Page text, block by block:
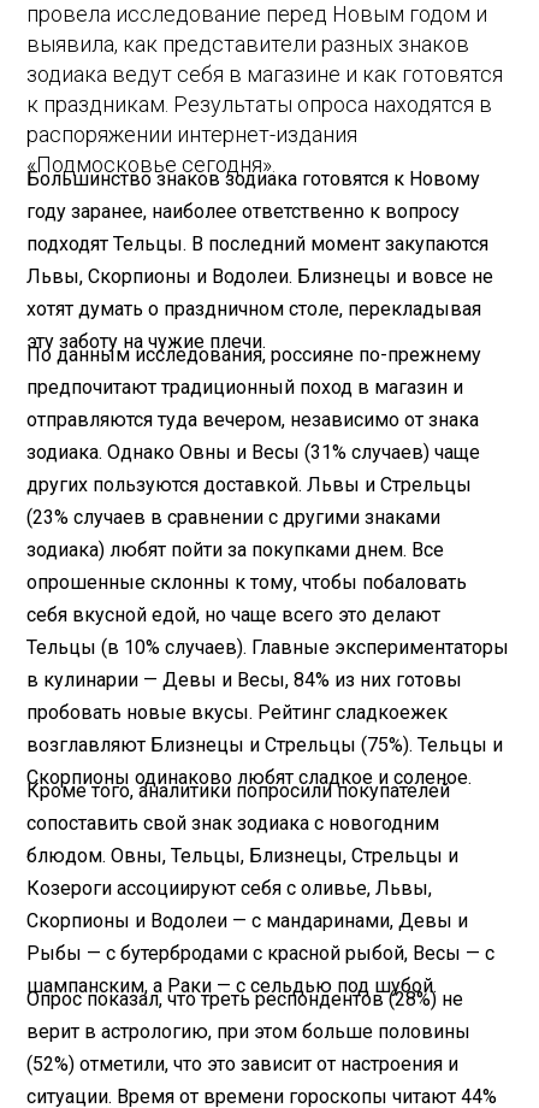
провела исследование перед Новым годом и
выявила, как представители разных знаков
зодиака ведут себя в магазине и как готовятся
к праздникам. Результаты опроса находятся в
распоряжении интернет-издания
«Подмосковье сегодня».
Большинство знаков зодиака готовятся к Новому
году заранее, наиболее ответственно к вопросу
подходят Тельцы. В последний момент закупаются
Львы, Скорпионы и Водолеи. Близнецы и вовсе не
хотят думать о праздничном столе, перекладывая
эту заботу на чужие плечи.
По данным исследования, россияне по-прежнему
предпочитают традиционный поход в магазин и
отправляются туда вечером, независимо от знака
зодиака. Однако Овны и Весы (31% случаев) чаще
других пользуются доставкой. Львы и Стрельцы
(23% случаев в сравнении с другими знаками
зодиака) любят пойти за покупками днем. Все
опрошенные склонны к тому, чтобы побаловать
себя вкусной едой, но чаще всего это делают
Тельцы (в 10% случаев). Главные экспериментаторы
в кулинарии — Девы и Весы, 84% из них готовы
пробовать новые вкусы. Рейтинг сладкоежек
возглавляют Близнецы и Стрельцы (75%). Тельцы и
Скорпионы одинаково любят сладкое и соленое.
Кроме того, аналитики попросили покупателей
сопоставить свой знак зодиака с новогодним
блюдом. Овны, Тельцы, Близнецы, Стрельцы и
Козероги ассоциируют себя с оливье, Львы,
Скорпионы и Водолеи — с мандаринами, Девы и
Рыбы — с бутербродами с красной рыбой, Весы — с
шампанским, а Раки — с сельдью под шубой.
Опрос показал, что треть респондентов (28%) не
верит в астрологию, при этом больше половины
(52%) отметили, что это зависит от настроения и
ситуации. Время от времени гороскопы читают 44%